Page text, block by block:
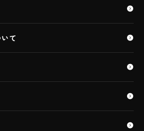
ラウドサービス）
SaaS
ラウドサービス）
ラウドサービス）
て